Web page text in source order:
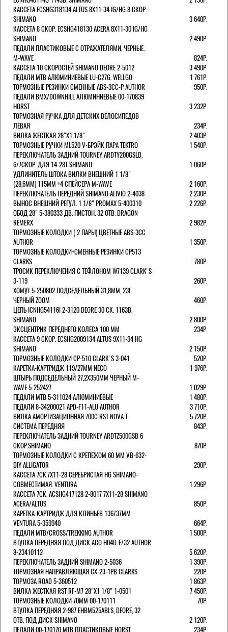
КАССЕТА ECSHG318134 ALTUS 8Х11-34 IG/HG 8 СКОР.
SHIMANO
3 640Р.
КАССЕТА 8 СКОР. ECSHG418130 ACERA 8Х11-30 IG/HG
SHIMANO
2 490Р.
ПЕДАЛИ ПЛАСТИКОВЫЕ С ОТРАЖАТЕЛЯМИ, ЧЕРНЫЕ.
M-WAVE
824Р.
КАССЕТА 10 СКОРОСТЕЙ SHIMANO DEORE 2-5012
3 490Р.
ПЕДАЛИ MTB АЛЮМИНИЕВЫЕ LU-C27G. WELLGO
1 761Р.
ТОРМОЗНЫЕ РЕЗИНКИ СМЕННЫЕ ABS-3CC-P AUTHOR
950Р.
ПЕДАЛИ BMX/DOWNHILL АЛЮМИНИЕВЫЕ 00-170839
HORST
3 232Р.
ТОРМОЗНАЯ РУЧКА ДЛЯ ДЕТСКИХ ВЕЛОСИПЕДОВ
ЛЕВАЯ
234Р.
ВИЛКА ЖЕСТКАЯ 28"Х1 1/8"
2 403Р.
ТОРМОЗНЫЕ РУЧКИ ML520 V-БРЭЙК ПАРА TEKTRO
1 540Р.
ПЕРЕКЛЮЧАТЕЛЬ ЗАДНИЙ TOURNEY ARDTY200GSLD,
6/7СКОР. ДЛЯ 14-28T SHIMANO
1 060Р.
УДЛИНИТЕЛЬ ШТОКА ВИЛКИ ВНЕШНИЙ 1 1/8"
(28,6ММ) 115ММ +4 СПЕЙСЕРА M-WAVE
2 160Р.
ПЕРЕКЛЮЧАТЕЛЬ ПЕРЕДНИЙ SHIMANO ALIVIO 2-4038
2 230Р.
ВЫНОС ВНЕШНИЙ РЕГУЛ. 1 1/8" PROMAX 5-400310
2 226Р.
ОБОД 28" 5-380333 ДВ. ПИСТОН. 32 ОТВ. DRAGON
REMERX
2 982Р.
ТОРМОЗНЫЕ КОЛОДКИ ( 2 ПАРЫ) ЦВЕТНЫЕ ABS-3CC
AUTHOR
1 350Р.
ТОРМОЗНЫЕ КОЛОДКИ+СМЕННЫЕ РЕЗИНКИ CP513
CLARKS
780Р.
ТРОСИК ПЕРЕКЛЮЧЕНИЯ С ТЕФЛОНОМ W7139 СLARK'S
3-119
260Р.
ХОМУТ 5-250802 ПОДСЕДЕЛЬНЫЙ 31,8ММ, 23Г
ЧЕРНЫЙ ZOOM
460Р.
ЦЕПЬ ICNHG54116I 2-3120 DEORE 30 СК. 116ЗВ.
SHIMANO
2 800Р.
ЭКСЦЕНТРИК ПЕРЕДНЕГО КОЛЕСА 100 ММ
234Р.
КАССЕТА 9 СКОР. ECSHG2009134 ALTUS 9Х11-34 HG
SHIMANO
2 150Р.
ТОРМОЗНЫЕ КОЛОДКИ CP-510 CLARK'S 3-041
520Р.
КАРЕТКА-КАРТРИДЖ 119/27ММ NECO
1 976Р.
ШТЫРЬ ПОДСЕДЕЛЬНЫЙ 27,2Х350ММ ЧЕРНЫЙ M-
WAVE 5-252427
1 029Р.
ПЕДАЛИ MTB 5-311024 АЛЮМИНИЕВЫЕ
1 480Р.
ПЕДАЛИ 8-34200021 APD-F11-ALU AUTHOR
3 710Р.
ВИЛКА АМОРТИЗАЦИОННАЯ 700С RST NOVA T
5 720Р.
СИСТЕМА ПЕРЕДНЯЯ
843Р.
ПЕРЕКЛЮЧАТЕЛЬ ЗАДНИЙ TOURNEY ARDTZ500GSB 6
СКОР.SHIMANO
870Р.
ТОРМОЗНЫЕ КОЛОДКИ С КРЕПЕЖОМ 60 ММ VB-632-
DIY ALLIGATOR
290Р.
КАССЕТА 7СК.7Х11-28 СЕРЕБРИСТАЯ HG SHIMANO-
СОВМЕСТИМАЯ. VENTURA
1 296Р.
КАССЕТА 7СК. ACSHG417128 2-8017 7Х11-28 SHIMANO
ACERA/ALTUS
850Р.
КАРЕТКА-КАРТРИДЖ ДЛЯ КЛИНЬЕВ 136/37ММ
VENTURA 5-359940
664Р.
ПЕДАЛИ MTB/CROSS/TREKKING AUTHOR
1 500Р.
ВТУЛКА ПЕРЕДНЯЯ ПОД ДИСК ACO H04D-F/32 AUTHOR
8-23410112
5 620Р.
ПЕРЕКЛЮЧАТЕЛЬ ЗАДНИЙ SHIMANO 2-5036
1 390Р.
ТОРМОЗНАЯ НАПРАВЛЯЮЩАЯ CX-23-1PB CLARKS
220Р.
ТОРМОЗА ROAD 5-360512
1 863Р.
ВИЛКА ЖЕСТКАЯ RST RF-M7 28"Х1 1/8" 1-0501
7 450Р.
ТОРМОЗНЫЕ КОЛОДКИ 70ММ 00-170111
70Р.
ВТУЛКА ПЕРЕДНЯЯ 2-987 EHBM525ABLS, DEORE, 32
ОТВ. ПОД ДИСК SHIMANO
2 120Р.
ПЕДАЛИ 00-170170 МТВ ПЛАСТИКОВЫЕ HORST
234Р.